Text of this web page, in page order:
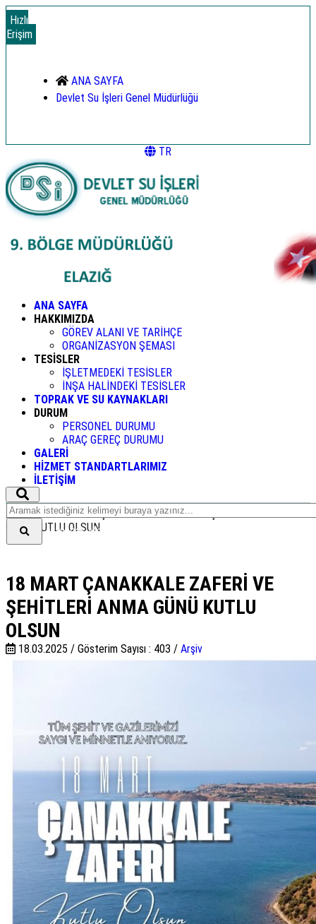
Hızlı
Erişim
ANA SAYFA
Devlet Su İşleri Genel Müdürlüğü
TR
ANA SAYFA
HAKKIMIZDA
GÖREV ALANI VE TARİHÇE
ORGANİZASYON ŞEMASI
TESİSLER
İŞLETMEDEKİ TESİSLER
İNŞA HALİNDEKİ TESİSLER
TOPRAK VE SU KAYNAKLARI
DURUM
PERSONEL DURUMU
ARAÇ GEREÇ DURUMU
GALERİ
HİZMET STANDARTLARIMIZ
İLETİŞİM
Aranacak Metni giriniz
Anasayfa >18 MART ÇANAKKALE ZAFERİ VE ŞEHİTLERİ ANMA
GÜNÜ KUTLU OLSUN
18 MART ÇANAKKALE ZAFERİ VE
ŞEHİTLERİ ANMA GÜNÜ KUTLU
OLSUN
18.03.2025 / Gösterim Sayısı : 403 / Arşiv